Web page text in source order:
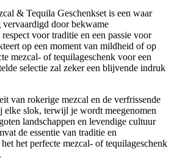
& Tequila Geschenkset is een waar
door bekwame
voor traditie en een passie voor
op een moment van mildheid of op
mezcal- of tequilageschenk voor een
selectie zal zeker een blijvende indruk
van rokerige mezcal en de verfrissende
elke slok, terwijl je wordt meegenomen
landschappen en levendige cultuur
de essentie van traditie en
het perfecte mezcal- of tequilageschenk